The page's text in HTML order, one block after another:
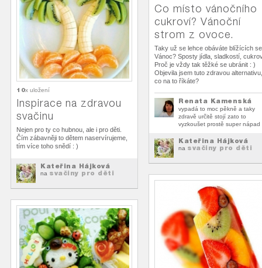
Co místo vánočního
cukroví? Vánoční
strom z ovoce.
Taky už se lehce obáváte blížících se
Vánoc? Sposty jídla, sladkostí,
Proč je vždy tak těžké se ubránit : )
Objevila jsem tuto zdravou alternativu,
co na to říkáte?
Renata Kamenská
vypadá to moc pěkně a taky
zdravě určitě stojí zato to
vyzkoušet prostě super nápad
Kateřina Hájková
na svačiny pro děti
10x uložení
Inspirace na zdravou
svačinu
Nejen pro ty co hubnou, ale i pro děti.
Čím zábavněji to dětem naservírujeme,
tím více toho snědí : )
Kateřina Hájková
na svačiny pro děti